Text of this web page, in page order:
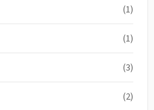
(1)
(1)
(3)
(2)